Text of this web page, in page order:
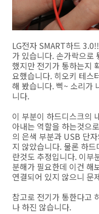
LG전자 SMART하드
가 있습니다. 손가락으로
했지만 전기가 통하는지
요했습니다. 히오키 테스
해 봤습니다. 삑~ 소리가
니다.
이 부분이 하드디스크의
아내는 역할을 하는것으
의 은색 부분과 USB 단
지 않았습니다. 물론 하
란것도 추정입니다. 이부
분해가 필요한데 이건 해
연결되어 있지 않으니 문
참고로 전기가 통한다고
나 하진 않습니다.